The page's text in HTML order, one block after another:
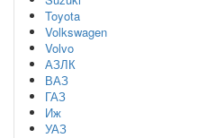
Toyota
Volkswagen
Volvo
АЗЛК
ВАЗ
ГАЗ
Иж
УАЗ